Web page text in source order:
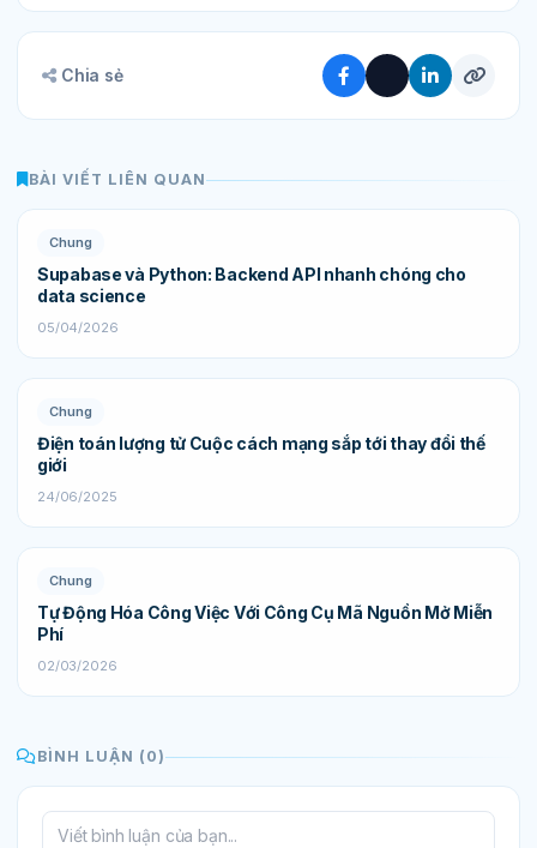
Chia sẻ
BÀI VIẾT LIÊN QUAN
Chung
Supabase và Python: Backend API nhanh chóng cho
data science
05/04/2026
Chung
Điện toán lượng tử Cuộc cách mạng sắp tới thay đổi thế
giới
24/06/2025
Chung
Tự Động Hóa Công Việc Với Công Cụ Mã Nguồn Mở Miễn
Phí
02/03/2026
BÌNH LUẬN (0)